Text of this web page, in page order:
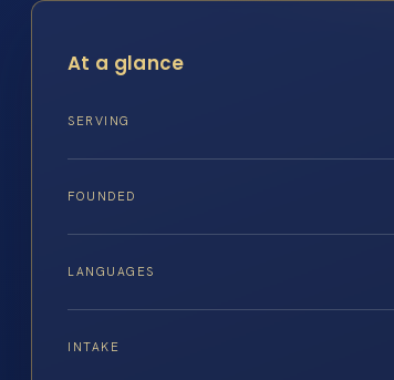
At a glance
SERVING
FOUNDED
LANGUAGES
INTAKE